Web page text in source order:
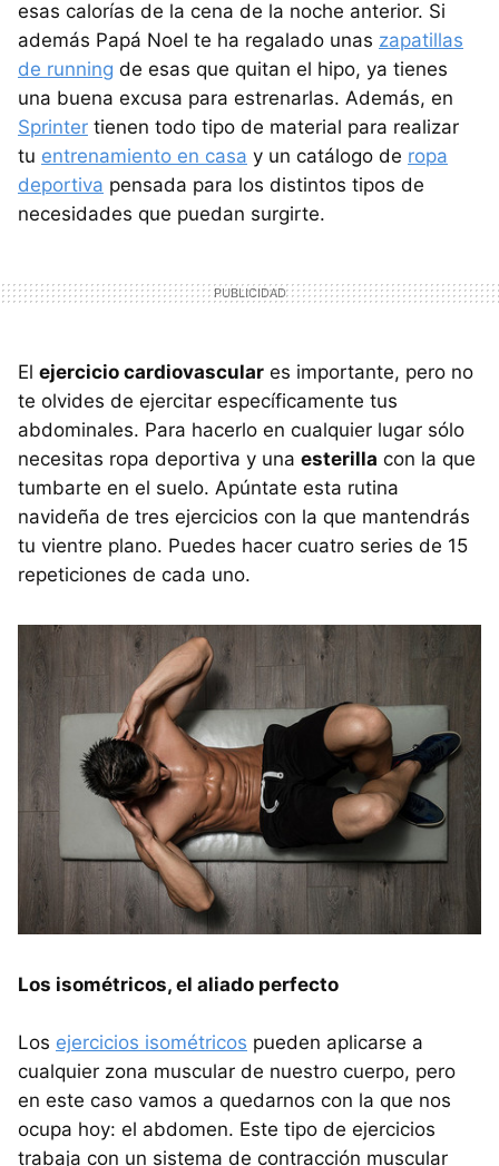
esas calorías de la cena de la noche anterior. Si
además Papá Noel te ha regalado unas zapatillas
de running de esas que quitan el hipo, ya tienes
una buena excusa para estrenarlas. Además, en
Sprinter tienen todo tipo de material para realizar
tu entrenamiento en casa y un catálogo de ropa
deportiva pensada para los distintos tipos de
necesidades que puedan surgirte.
El ejercicio cardiovascular es importante, pero no
te olvides de ejercitar específicamente tus
abdominales. Para hacerlo en cualquier lugar sólo
necesitas ropa deportiva y una esterilla con la que
tumbarte en el suelo. Apúntate esta rutina
navideña de tres ejercicios con la que mantendrás
tu vientre plano. Puedes hacer cuatro series de 15
repeticiones de cada uno.
Los isométricos, el aliado perfecto
Los ejercicios isométricos pueden aplicarse a
cualquier zona muscular de nuestro cuerpo, pero
en este caso vamos a quedarnos con la que nos
ocupa hoy: el abdomen. Este tipo de ejercicios
trabaja con un sistema de contracción muscular